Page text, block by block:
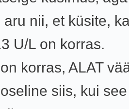
nii, et küsite,
U/L on korras.
korras, ALAT
siis, kui